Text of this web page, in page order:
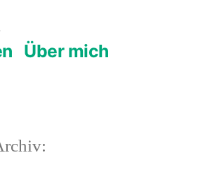
Über mich